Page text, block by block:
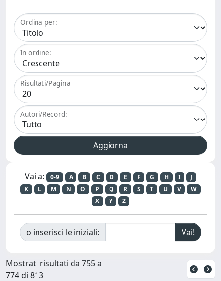
Ordina per:
In ordine:
Risultati/Pagina
Autori/Record:
Vai a: 0-9 A B C D E F G H I
J
K
L M N O P Q R S T U V
W
X
Y Z
o inserisci le iniziali:
Mostrati risultati da 755 a
774 di 813